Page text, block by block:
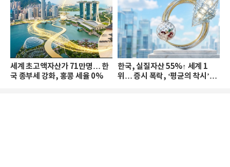
세계 초고액자산가 71만명… 한
국 종부세 강화, 홍콩 세율 0%
한국, 실질자산 55%↑ 세계 1
위… 증시 폭락, ‘평균의 착시’와